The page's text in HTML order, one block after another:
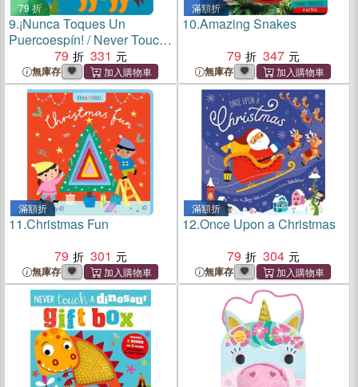
79 折
9.¡Nunca Toques Un
Puercoespín! / Never Touch
a Porcupine!
79 331
無庫存
滿額折
10.Amazing Snakes
79
347
無庫存
滿額折
11.Christmas Fun
79
301
無庫存
滿額折
12.Once Upon a Christmas
79
304
無庫存